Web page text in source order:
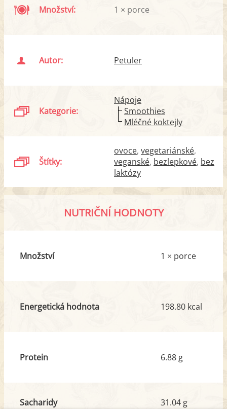
Množství: 1 × porce
Autor: Petuler
Kategorie:
Nápoje
Smoothies
Mléčné koktejly
Štítky:
ovoce vegetariánské
veganské bezlepkové bez
laktózy
NUTRIČNÍ HODNOTY
Množství 1 × porce
Energetická hodnota 198.80 kcal
Protein 6.88 g
Sacharidy
31.04 g